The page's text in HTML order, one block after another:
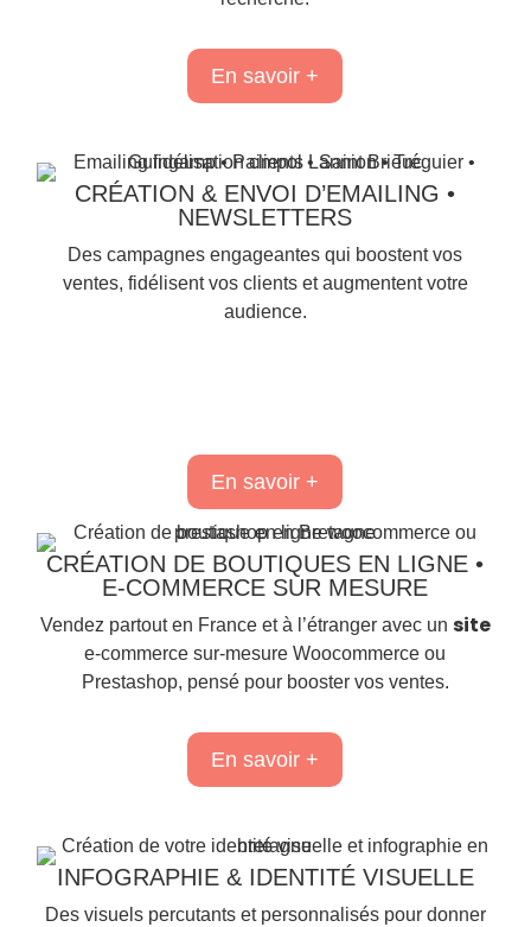
En savoir +
CRÉATION & ENVOI D’EMAILING •
NEWSLETTERS
Des campagnes engageantes qui boostent vos
ventes, fidélisent vos clients et augmentent votre
audience.
En savoir +
CRÉATION DE BOUTIQUES EN LIGNE •
E-COMMERCE SUR MESURE
Vendez partout en France et à l’étranger avec un site
e-commerce sur-mesure Woocommerce ou
Prestashop, pensé pour booster vos ventes.
En savoir +
INFOGRAPHIE & IDENTITÉ VISUELLE
Des visuels percutants et personnalisés pour donner